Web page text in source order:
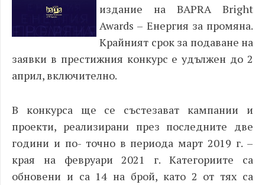
издание на BAPRA Bright
Awards – Енергия за промяна.
Крайният срок за подаване на
заявки в престижния конкурс е удължен до 2
април, включително.
В конкурса ще се състезават кампании и
проекти, реализирани през последните две
години и по- точно в периода март 2019 г. –
края на февруари 2021 г. Категориите са
обновени и са 14 на брой, като 2 от тях са